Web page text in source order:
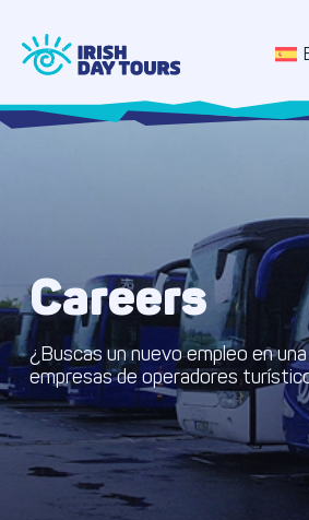
Careers
¿Buscas un nuevo empleo en
empresas de operadores